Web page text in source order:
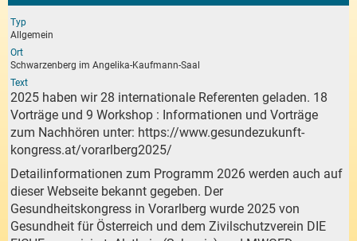
Typ
Allgemein
Ort
Schwarzenberg im Angelika-Kaufmann-Saal
Text
2025 haben wir 28 internationale Referenten geladen. 18
Vorträge und 9 Workshop : Informationen und Vorträge
zum Nachhören unter: https://www.gesundezukunft-
kongress.at/vorarlberg2025/
Detailinformationen zum Programm 2026 werden auch auf
dieser Webseite bekannt gegeben. Der
Gesundheitskongress in Vorarlberg wurde 2025 von
Gesundheit für Österreich und dem Zivilschutzverein DIE